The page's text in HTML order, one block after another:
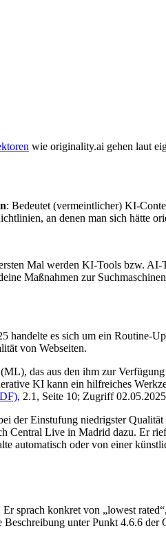
wie originality.ai gehen laut
: Bedeutet (vermeintlicher) KI-
an denen man sich hätte
Mal werden KI-Tools bzw. AI-
Maßnahmen zur
handelte es sich um ein Routine-
von Webseiten.
das aus den ihm zur
KI kann ein hilfreiches
, 2.1, Seite 10; Zugriff
der Einstufung niedrigster
Central Live in Madrid dazu. Er
automatisch oder von einer
sprach konkret von „lowest
unter Punkt 4.6.6 der